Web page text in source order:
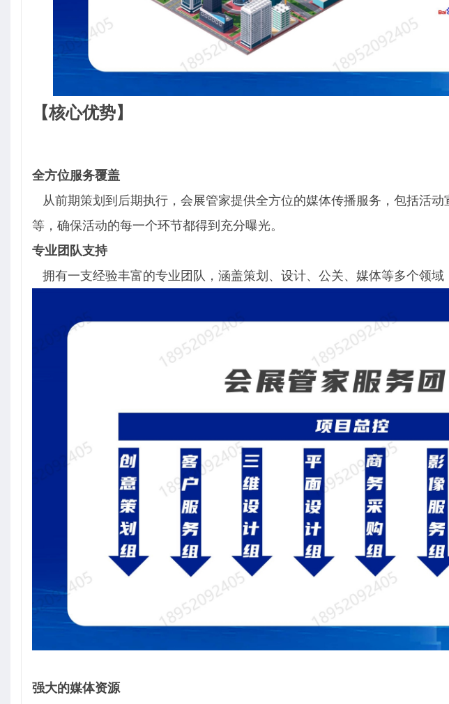
【核心优势】
全方位服务覆盖
从前期策划到后期执行，会展管家提供全方位的媒体传播服务，包括活
等，确保活动的每一个环节都得到充分曝光。
专业团队支持
拥有一支经验丰富的专业团队，涵盖策划、设计、公关、媒体等多个领域
强大的媒体资源